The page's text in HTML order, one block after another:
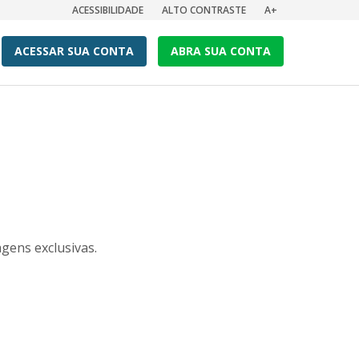
ACESSIBILIDADE ALTO CONTRASTE A+
ACESSAR SUA CONTA ABRA SUA CONTA
exclusivas.